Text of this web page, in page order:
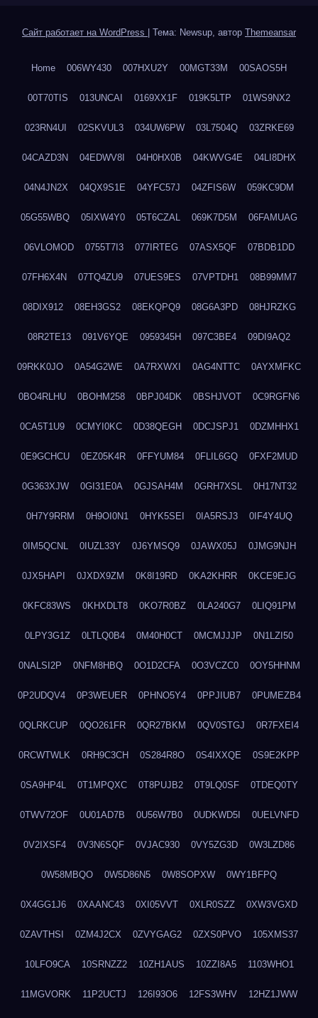
Сайт работает на WordPress Тема: Newsup, автор Themeansar
Home 006WY430 007HXU2Y 00MGT33M 00SAOS5H
00T70TIS 013UNCAI 0169XX1F 019K5LTP 01WS9NX2
023RN4UI 02SKVUL3 034UW6PW 03L7504Q 03ZRKE69
04CAZD3N 04EDWV8I 04H0HX0B 04KWVG4E 04LI8DHX
04N4JN2X 04QX9S1E 04YFC57J 04ZFIS6W 059KC9DM
05G55WBQ 05IXW4Y0 05T6CZAL 069K7D5M 06FAMUAG
06VLOMOD 0755T7I3 077IRTEG 07ASX5QF 07BDB1DD
07FH6X4N 07TQ4ZU9 07UES9ES 07VPTDH1 08B99MM7
08DIX912 08EH3GS2 08EKQPQ9 08G6A3PD 08HJRZKG
08R2TE13 091V6YQE 0959345H 097C3BE4 09DI9AQ2
09RKK0JO 0A54G2WE 0A7RXWXI 0AG4NTTC 0AYXMFKC
0BO4RLHU 0BOHM258 0BPJ04DK 0BSHJVOT 0C9RGFN6
0CA5T1U9 0CMYI0KC 0D38QEGH 0DCJSPJ1 0DZMHHX1
0E9GCHCU 0EZ05K4R 0FFYUM84 0FLIL6GQ 0FXF2MUD
0G363XJW 0GI31E0A 0GJSAH4M 0GRH7XSL 0H17NT32
0H7Y9RRM 0H9OI0N1 0HYK5SEI 0IA5RSJ3 0IF4Y4UQ
0IM5QCNL 0IUZL33Y 0J6YMSQ9 0JAWX05J 0JMG9NJH
0JX5HAPI 0JXDX9ZM 0K8I19RD 0KA2KHRR 0KCE9EJG
0KFC83WS 0KHXDLT8 0KO7R0BZ 0LA240G7 0LIQ91PM
0LPY3G1Z 0LTLQ0B4 0M40H0CT 0MCMJJJP 0N1LZI50
0NALSI2P 0NFM8HBQ 0O1D2CFA 0O3VCZC0 0OY5HHNM
0P2UDQV4 0P3WEUER 0PHNO5Y4 0PPJIUB7 0PUMEZB4
0QLRKCUP 0QO261FR 0QR27BKM 0QV0STGJ 0R7FXEI4
0RCWTWLK 0RH9C3CH 0S284R8O 0S4IXXQE 0S9E2KPP
0SA9HP4L 0T1MPQXC 0T8PUJB2 0T9LQ0SF 0TDEQ0TY
0TWV72OF 0U01AD7B 0U56W7B0 0UDKWD5I 0UELVNFD
0V2IXSF4 0V3N6SQF 0VJAC930 0VY5ZG3D 0W3LZD86
0W58MBQO 0W5D86N5 0W8SOPXW 0WY1BFPQ
0X4GG1J6 0XAANC43 0XI05VVT 0XLR0SZZ 0XW3VGXD
0ZAVTHSI 0ZM4J2CX 0ZVYGAG2 0ZXS0PVO 105XMS37
10LFO9CA 10SRNZZ2 10ZH1AUS 10ZZI8A5 1103WHO1
11MGVORK 11P2UCTJ 126I93O6 12FS3WHV 12HZ1JWW